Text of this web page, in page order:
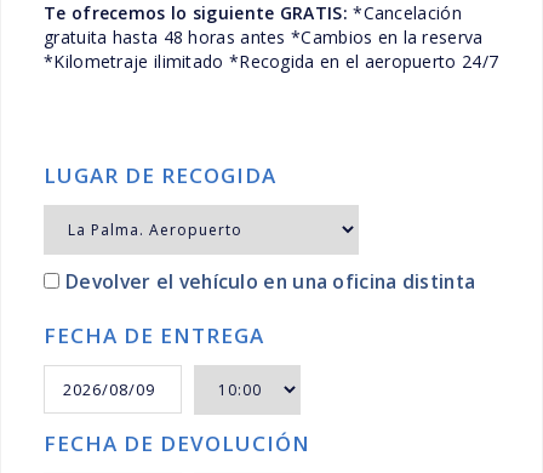
Te ofrecemos lo siguiente GRATIS: *Cancelación
gratuita hasta 48 horas antes *Cambios en la reserva
*Kilometraje ilimitado *Recogida en el aeropuerto 24/7
LUGAR DE RECOGIDA
Devolver el vehículo en una oficina distinta
FECHA DE ENTREGA
FECHA DE DEVOLUCIÓN